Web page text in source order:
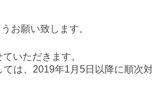
お願い致します。
いただきます。
は、2019年1月5日以降に順次